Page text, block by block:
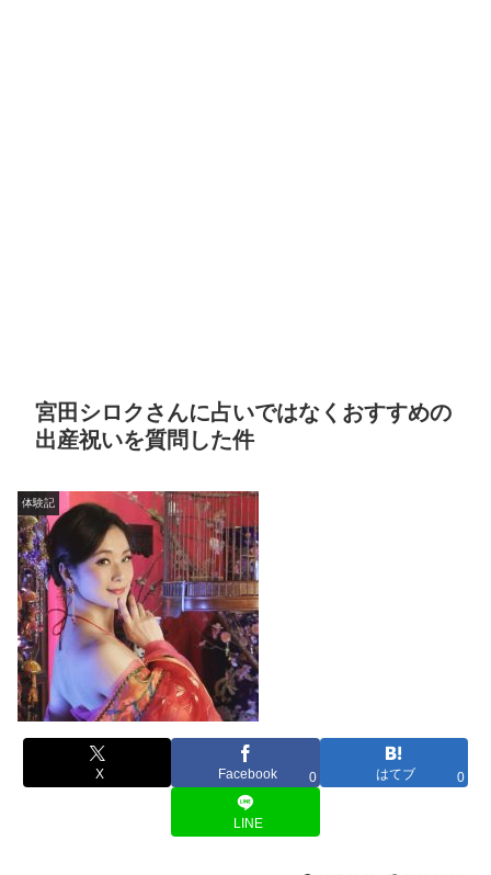
宮田シロクさんに占いではなくおすすめの
出産祝いを質問した件
体験記
X Facebook 0 はてブ 0
LINE